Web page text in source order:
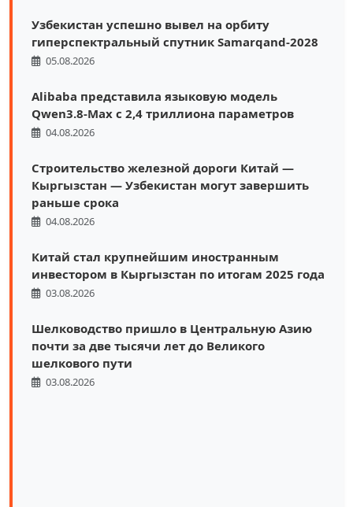
Узбекистан успешно вывел на орбиту
гиперспектральный спутник Samarqand-2028
05.08.2026
Alibaba представила языковую модель
Qwen3.8-Max с 2,4 триллиона параметров
04.08.2026
Строительство железной дороги Китай —
Кыргызстан — Узбекистан могут завершить
раньше срока
04.08.2026
Китай стал крупнейшим иностранным
инвестором в Кыргызстан по итогам 2025 года
03.08.2026
Шелководство пришло в Центральную Азию
почти за две тысячи лет до Великого
шелкового пути
03.08.2026